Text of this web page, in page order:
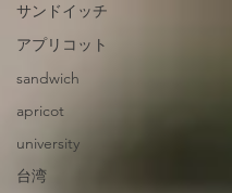
サンドイッチ
アプリコット
sandwich
apricot
university
台湾